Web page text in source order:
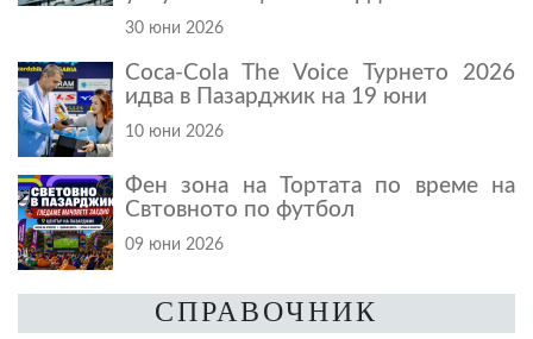
30 юни 2026
Coca-Cola The Voice Турнето 2026
идва в Пазарджик на 19 юни
10 юни 2026
Фен зона на Тортата по време на
Свтовното по футбол
09 юни 2026
СПРАВОЧНИК